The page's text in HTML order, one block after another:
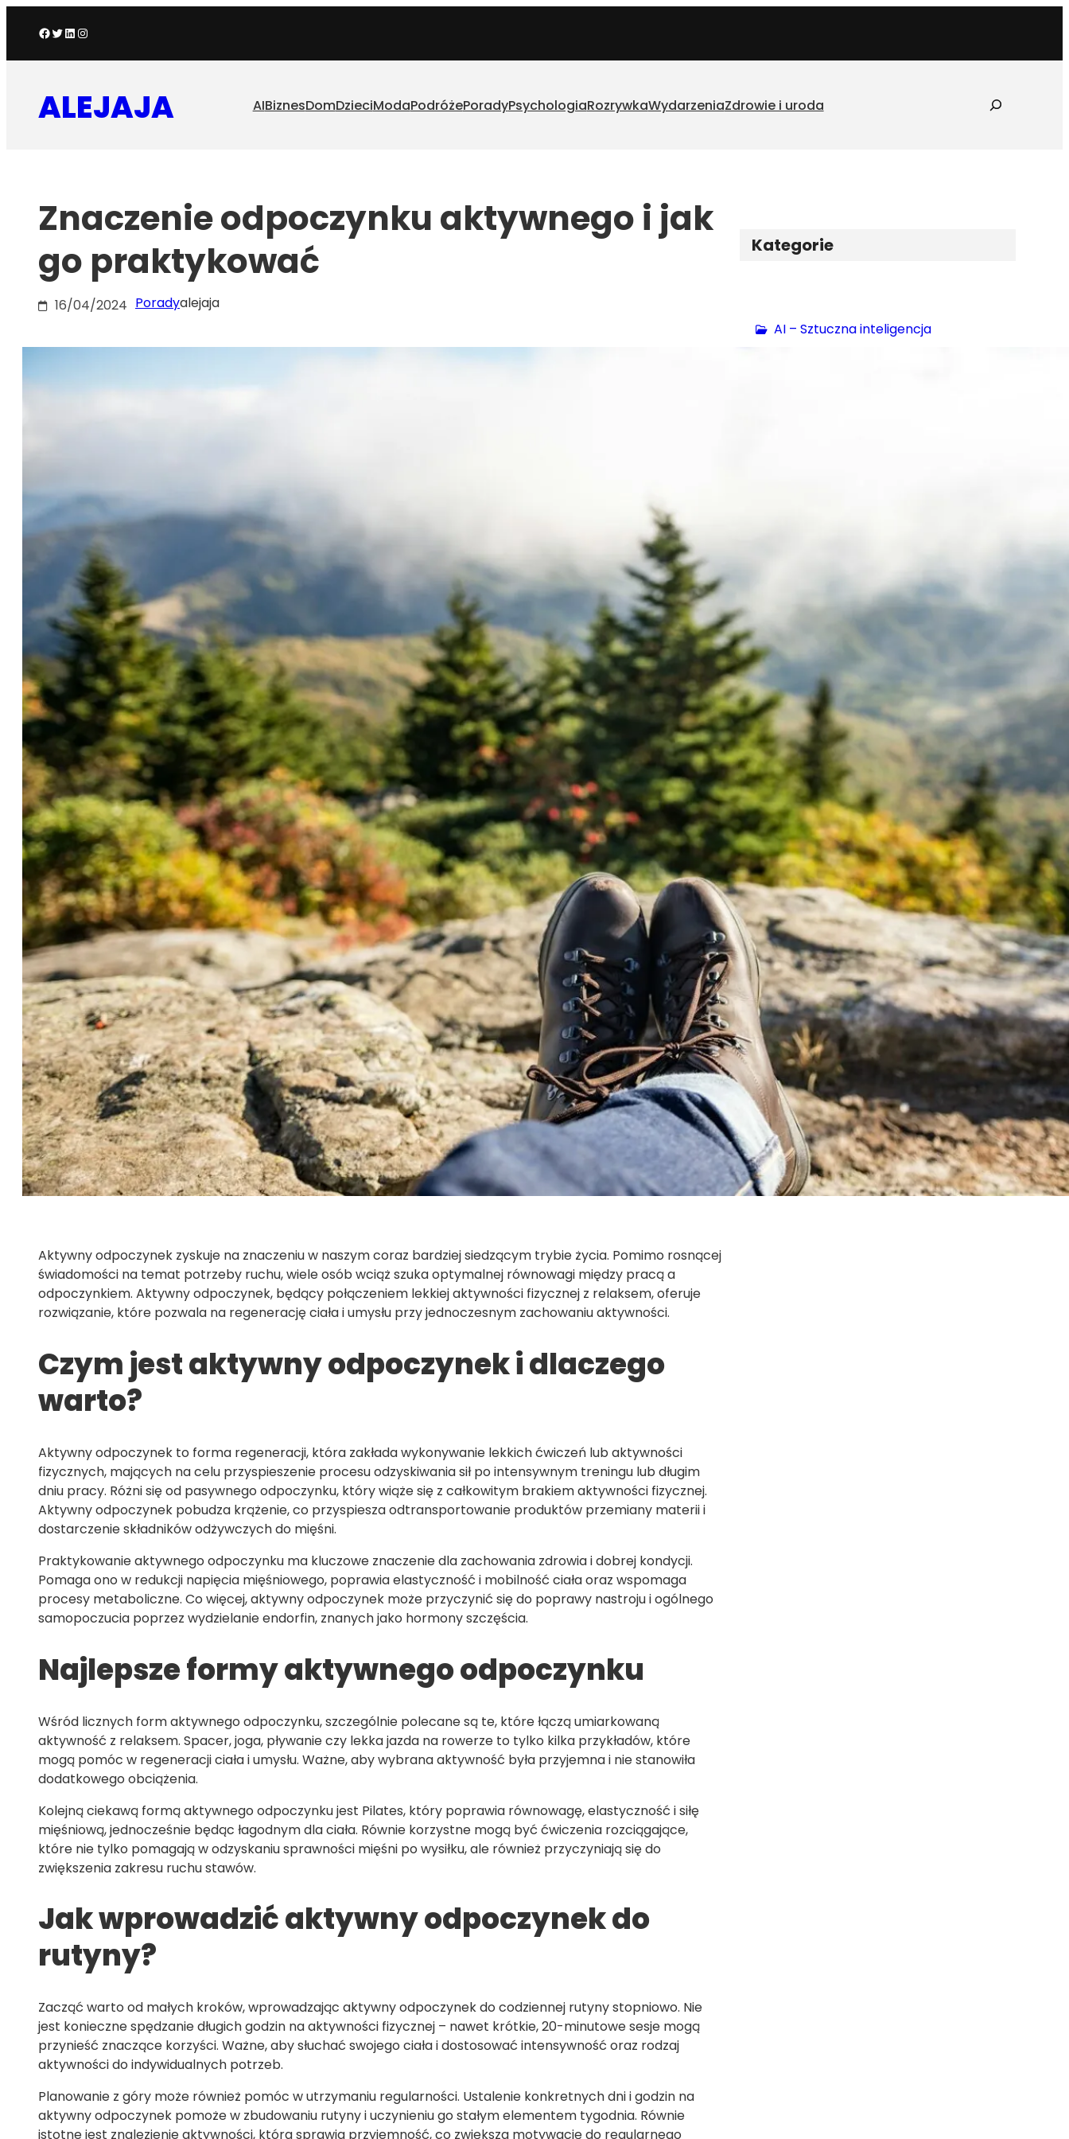
Facebook
Twitter
LinkedIn
Instagram
ALEJAJA AIBiznesDomDzieciModaPodróżePoradyPsychologiaRozrywkaWydarzeniaZdrowie i uroda
Znaczenie odpoczynku aktywnego i jak
go praktykować
16/04/2024 Poradyalejaja
Aktywny odpoczynek zyskuje na znaczeniu w naszym coraz bardziej siedzącym trybie życia. Pomimo rosnącej
świadomości na temat potrzeby ruchu, wiele osób wciąż szuka optymalnej równowagi między pracą a
odpoczynkiem. Aktywny odpoczynek, będący połączeniem lekkiej aktywności fizycznej z relaksem, oferuje
rozwiązanie, które pozwala na regenerację ciała i umysłu przy jednoczesnym zachowaniu aktywności.
Czym jest aktywny odpoczynek i dlaczego
warto?
Aktywny odpoczynek to forma regeneracji, która zakłada wykonywanie lekkich ćwiczeń lub aktywności
fizycznych, mających na celu przyspieszenie procesu odzyskiwania sił po intensywnym treningu lub długim
dniu pracy. Różni się od pasywnego odpoczynku, który wiąże się z całkowitym brakiem aktywności fizycznej.
Aktywny odpoczynek pobudza krążenie, co przyspiesza odtransportowanie produktów przemiany materii i
dostarczenie składników odżywczych do mięśni.
Praktykowanie aktywnego odpoczynku ma kluczowe znaczenie dla zachowania zdrowia i dobrej kondycji.
Pomaga ono w redukcji napięcia mięśniowego, poprawia elastyczność i mobilność ciała oraz wspomaga
procesy metaboliczne. Co więcej, aktywny odpoczynek może przyczynić się do poprawy nastroju i ogólnego
samopoczucia poprzez wydzielanie endorfin, znanych jako hormony szczęścia.
Najlepsze formy aktywnego odpoczynku
Wśród licznych form aktywnego odpoczynku, szczególnie polecane są te, które łączą umiarkowaną
aktywność z relaksem. Spacer, joga, pływanie czy lekka jazda na rowerze to tylko kilka przykładów, które
mogą pomóc w regeneracji ciała i umysłu. Ważne, aby wybrana aktywność była przyjemna i nie stanowiła
dodatkowego obciążenia.
Kolejną ciekawą formą aktywnego odpoczynku jest Pilates, który poprawia równowagę, elastyczność i siłę
mięśniową, jednocześnie będąc łagodnym dla ciała. Równie korzystne mogą być ćwiczenia rozciągające,
które nie tylko pomagają w odzyskaniu sprawności mięśni po wysiłku, ale również przyczyniają się do
zwiększenia zakresu ruchu stawów.
Jak wprowadzić aktywny odpoczynek do
rutyny?
Zacząć warto od małych kroków, wprowadzając aktywny odpoczynek do codziennej rutyny stopniowo. Nie
jest konieczne spędzanie długich godzin na aktywności fizycznej – nawet krótkie, 20-minutowe sesje mogą
przynieść znaczące korzyści. Ważne, aby słuchać swojego ciała i dostosować intensywność oraz rodzaj
aktywności do indywidualnych potrzeb.
Planowanie z góry może również pomóc w utrzymaniu regularności. Ustalenie konkretnych dni i godzin na
aktywny odpoczynek pomoże w zbudowaniu rutyny i uczynieniu go stałym elementem tygodnia. Równie
istotne jest znalezienie aktywności, która sprawia przyjemność, co zwiększa motywację do regularnego
Kategorie
AI – Sztuczna inteligencja
Zdrowie
Archiwum
lipiec 2024
czerwiec 2024
maj 2024
kwiecień 2024
marzec 2024
luty 2024
styczeń 2024
grudzień 2023
listopad 2023
Dołącz do nas
Facebook Twitter Instagram